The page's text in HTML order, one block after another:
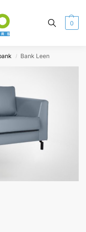
0
/ Bank Leen